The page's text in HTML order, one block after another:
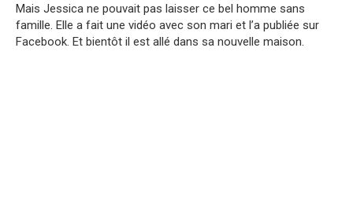
Mais Jessica ne pouvait pas laisser ce bel homme sans
famille. Elle a fait une vidéo avec son mari et l’a publiée sur
Facebook. Et bientôt il est allé dans sa nouvelle maison.